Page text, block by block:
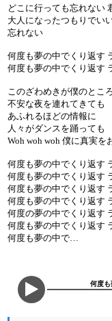
どこに行っても忘れない
大人になったつもりでい
忘れない
何度も夢の中でくり返す
何度も夢の中でくり返す
このざわめきが僕のとこ
不安な夜を連れてきても
あふれるほどの情報に
人々がダンスを踊っても
Woh woh woh 僕に真実を
何度も夢の中でくり返す
何度も夢の中でくり返す
何度も夢の中でくり返す
何度も夢の中でくり返す
何度の夢の中でくり返す
何度も夢の中でくり返す
何度も夢の中で…
何度